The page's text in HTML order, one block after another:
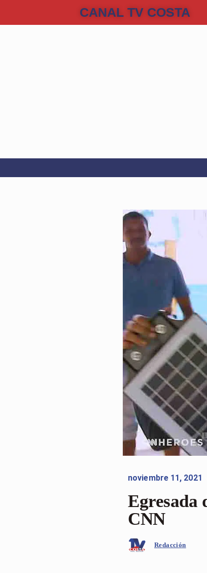
CANAL TV COSTA
noviembre 11, 2021
Egresada
CNN
Redacción